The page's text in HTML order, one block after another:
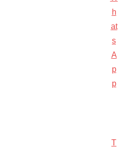
h
at
s
A
p
p
T